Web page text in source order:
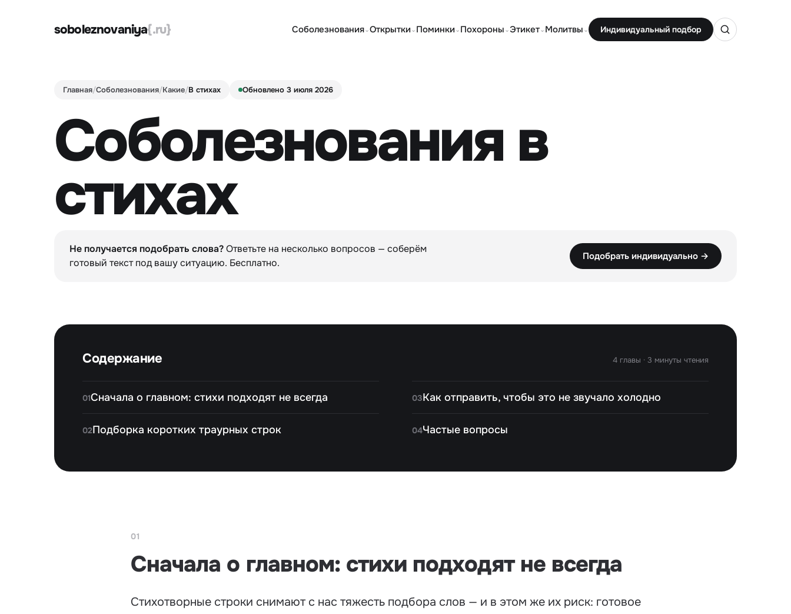
soboleznovaniya{.ru} Соболезнования⌄Открытки ⌄ Поминки ⌄ Похороны ⌄Этикет⌄ Молитвы ⌄ Индивидуальный подбор
Главная/Соболезнования/Какие/В стихах Обновлено 3 июля 2026
Соболезнования в
стихах
Не получается подобрать слова?Ответьте на несколько вопросов — соберём
готовый текст под вашу ситуацию. Бесплатно.
Подобрать индивидуально →
Содержание 4 главы · 3 минуты чтения
01Сначала о главном: стихи подходят не всегда
02Подборка коротких траурных строк
03Как отправить, чтобы это не звучало холодно
04Частые вопросы
01
Сначала о главном: стихи подходят не всегда
Стихотворные строки снимают с нас тяжесть подбора слов — и в этом же их риск: готовое